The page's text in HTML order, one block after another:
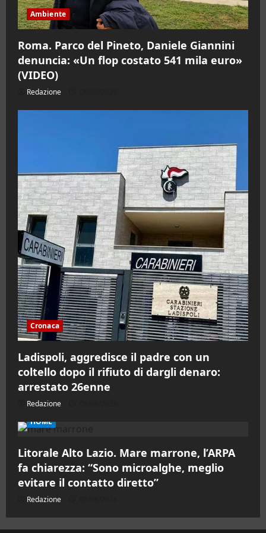
Ambiente
Roma. Parco del Pineto, Daniele Giannini
denuncia: «Un flop costato 541 mila euro»
(VIDEO)
Redazione
Cronaca
Ladispoli, aggredisce il padre con un
coltello dopo il rifiuto di dargli denaro:
arrestato 26enne
Redazione
HOME
Litorale Alto Lazio. Mare marrone, l’ARPA
fa chiarezza: “Sono microalghe, meglio
evitare il contatto diretto”
Redazione